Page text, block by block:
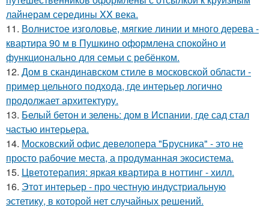
лайнерам середины XX века.
11. Волнистое изголовье, мягкие линии и много дерева -
квартира 90 м в Пушкино оформлена спокойно и
функционально для семьи с ребёнком.
12. Дом в скандинавском стиле в московской области -
пример цельного подхода, где интерьер логично
продолжает архитектуру.
13. Белый бетон и зелень: дом в Испании, где сад стал
частью интерьера.
14. Московский офис девелопера "Брусника" - это не
просто рабочие места, а продуманная экосистема.
15. Цветотерапия: яркая квартира в ноттинг - хилл.
16. Этот интерьер - про честную индустриальную
эстетику, в которой нет случайных решений.